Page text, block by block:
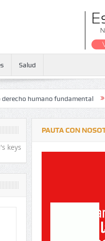
Salud
fundamental Maratón
keys
PAUTA CON